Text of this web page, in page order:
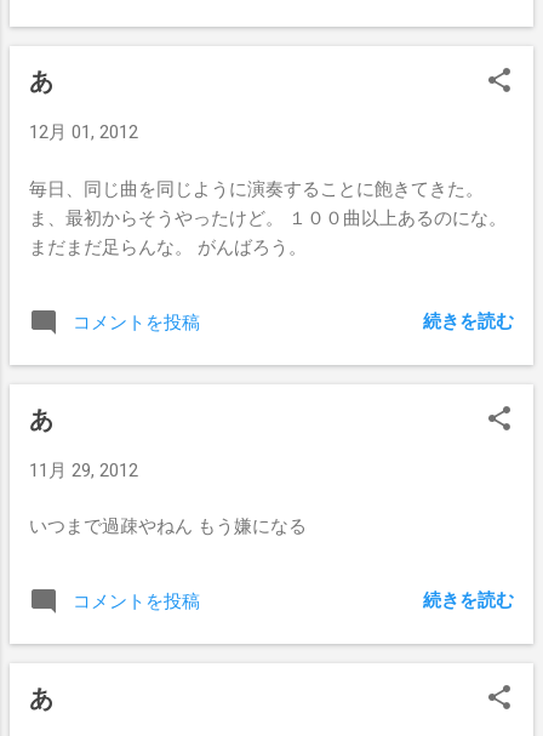
あ
12月 01, 2012
毎日、同じ曲を同じように演奏することに飽きてきた。
ま、最初からそうやったけど。 １００曲以上あるのにな。
まだまだ足らんな。 がんばろう。
コメントを投稿 続きを読む
あ
11月 29, 2012
いつまで過疎やねん もう嫌になる
コメントを投稿 続きを読む
あ